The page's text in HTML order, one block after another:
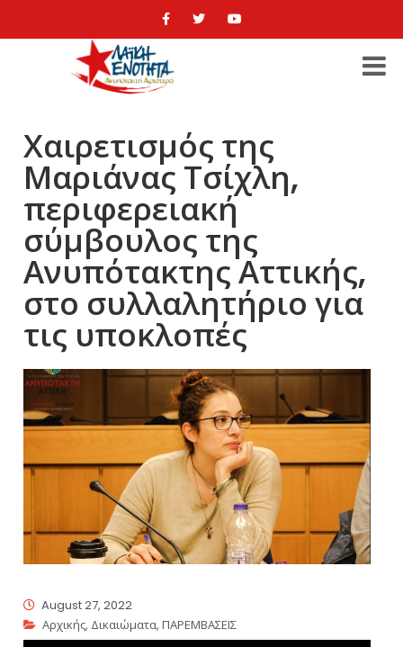
Χαιρετισμός της
Μαριάνας Τσίχλη,
περιφερειακή
σύμβουλος της
Ανυπότακτης Αττικής,
στο συλλαλητήριο για
τις υποκλοπές
August 27, 2022
Αρχικής, Δικαιώματα,ΠΑΡΕΜΒΑΣΕΙΣ